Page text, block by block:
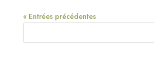
« Entrées précédentes